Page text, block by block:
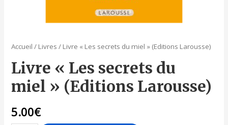
Accueil / Livres / Livre « Les secrets du miel » (Editions Larousse)
Livre « Les secrets du
miel » (Editions Larousse)
5.00€